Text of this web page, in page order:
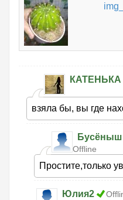
КАТЕНЬКА
взяла бы, вы где
Бусёныш
Offline
Простите,только
Юлия2